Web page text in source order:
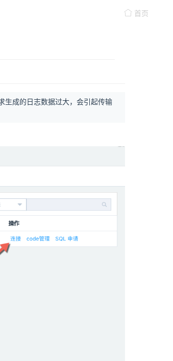
首页
生成的日志数据过大，会引起传输